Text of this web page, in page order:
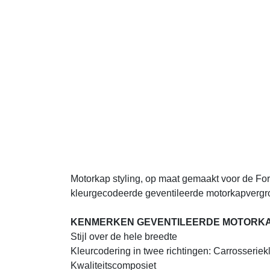
Motorkap styling, op maat gemaakt voor de Ford
geventileerde motorkapvergroter, die de